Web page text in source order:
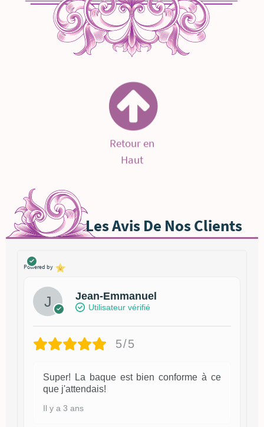
Retour en
Haut
Les Avis De Nos Clients
Powered by
Jean-Emmanuel
Utilisateur vérifié
5/5
Super! La baque est bien conforme à ce
que j'attendais!
Il y a 3 ans